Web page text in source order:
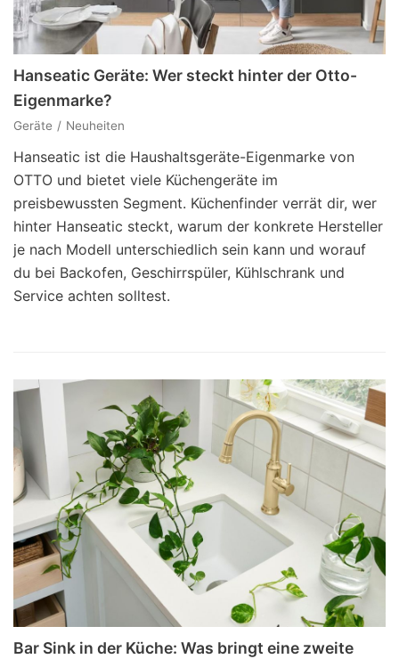
Hanseatic Geräte: Wer steckt hinter der Otto-
Eigenmarke?
Geräte Neuheiten
Hanseatic ist die Haushaltsgeräte-Eigenmarke von
OTTO und bietet viele Küchengeräte im
preisbewussten Segment. Küchenfinder verrät dir, wer
hinter Hanseatic steckt, warum der konkrete Hersteller
je nach Modell unterschiedlich sein kann und worauf
du bei Backofen, Geschirrspüler, Kühlschrank und
Service achten solltest.
Bar Sink in der Küche: Was bringt eine zweite